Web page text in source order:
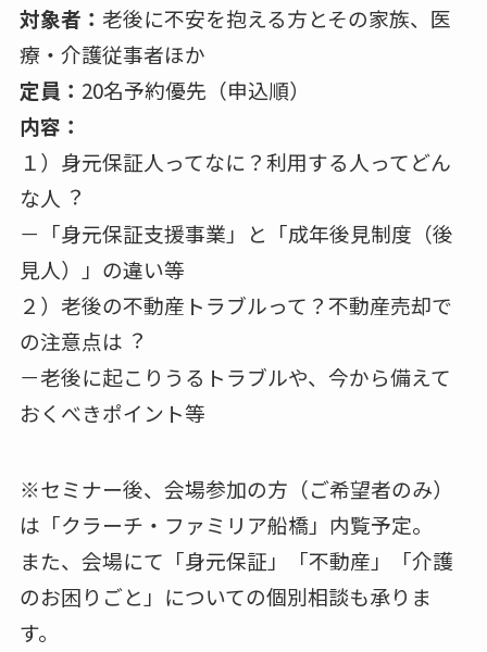
対象者： ⽼後に不安を抱える方とその家族、医
療・介護従事者ほか
定員： 20名予約優先（申込順）
内容：
１）⾝元保証⼈ってなに？利⽤する⼈ってどん
な⼈︖
－「⾝元保証⽀援事業」と「成年後⾒制度（後
⾒⼈）」の違い等
２）⽼後の不動産トラブルって？不動産売却で
の注意点は︖
－⽼後に起こりうるトラブルや、今から備えて
おくべきポイント等
※セミナー後、会場参加の方（ご希望者のみ）
は「クラーチ・ファミリア船橋」内覧予定。
また、会場にて「⾝元保証」「不動産」「介護
のお困りごと」についての個別相談も承りま
す。